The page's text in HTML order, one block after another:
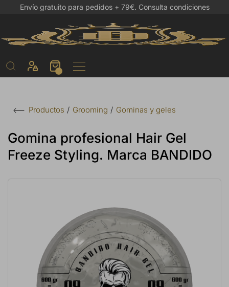
Envío gratuito para pedidos + 79€. Consulta condiciones
Productos Grooming Gominas y geles
Gomina profesional Hair Gel
Freeze Styling. Marca BANDIDO